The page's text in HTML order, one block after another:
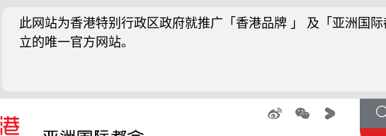
此网站为香港特别行政区政府就推广「香港品牌 」 及「亚洲国
立的唯一官方网站。